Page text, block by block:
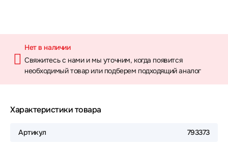
Нет в наличии
Свяжитесь с нами и мы уточним, когда появится
необходимый товар или подберем подходящий аналог
Характеристики товара
Артикул 793373